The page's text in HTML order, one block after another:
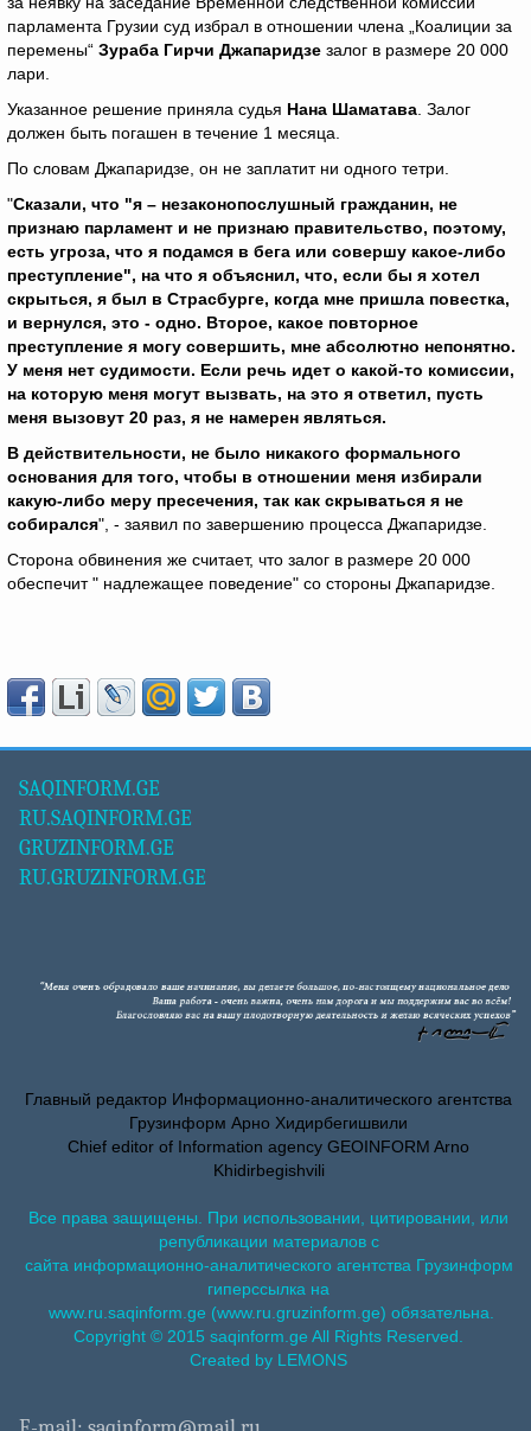
парламента Грузии суд избрал в отношении члена „Коалиции за
перемены“ Зураба Гирчи Джапаридзе залог в размере 20 000
лари.
Указанное решение приняла судья Нана Шаматава . Залог
должен быть погашен в течение 1 месяца.
По словам Джапаридзе, он не заплатит ни одного тетри.
"Сказали, что "я – незаконопослушный гражданин, не
признаю парламент и не признаю правительство, поэтому,
есть угроза, что я подамся в бега или совершу какое-либо
преступление", на что я объяснил, что, если бы я хотел
скрыться, я был в Страсбурге, когда мне пришла повестка,
и вернулся, это - одно. Второе, какое повторное
преступление я могу совершить, мне абсолютно непонятно.
У меня нет судимости. Если речь идет о какой-то комиссии,
на которую меня могут вызвать, на это я ответил, пусть
меня вызовут 20 раз, я не намерен являться.
В действительности, не было никакого формального
основания для того, чтобы в отношении меня избирали
какую-либо меру пресечения, так как скрываться я не
собирался", - заявил по завершению процесса Джапаридзе.
Сторона обвинения же считает, что залог в размере 20 000
обеспечит " надлежащее поведение" со стороны Джапаридзе.
SAQINFORM.GE
RU.SAQINFORM.GE
GRUZINFORM.GE
RU.GRUZINFORM.GE
Главный редактор Информационно-аналитического агентства
Грузинформ Арно Хидирбегишвили
Chief editor of Information agency GEOINFORM Arno
Khidirbegishvili
Все права защищены. При использовании, цитировании, или
републикации материалов с
сайта информационно-аналитического агентства Грузинформ
гиперссылка на
www.ru.saqinform.ge (www.ru.gruzinform.ge) обязательна.
Copyright © 2015 saqinform.ge All Rights Reserved.
Created by LEMONS